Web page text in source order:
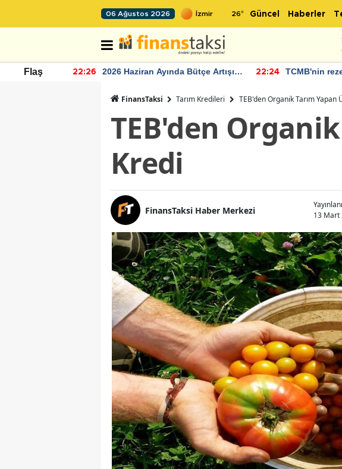
06 Ağustos 2026 26° Güncel Haberler
Flaş 22:26
2026 Haziran Ayında Bütçe Artışı
22:24
TCMB'nin
FinansTaksi Tarım Kredileri TEB'den Organik Tarım Yapan
TEB'den
Kredi
FinansTaksi Haber Merkezi
13 Mart